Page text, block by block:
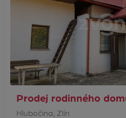
Prodej rodinného
Hlubočina, Zlín